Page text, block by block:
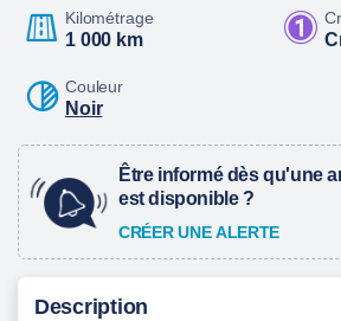
Kilométrage
1 000 km
Couleur
Noir
Être informé dès qu'une
est disponible ?
CRÉER UNE ALERTE
Description